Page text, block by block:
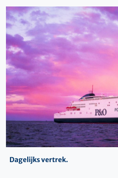
Dagelijks vertrek.